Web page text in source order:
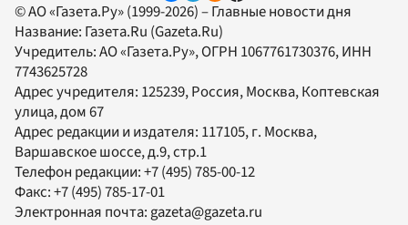
© АО «Газета.Ру» (1999-2026) – Главные новости дня
Название: Газета.Ru (Gazeta.Ru)
Учредитель:АО «Газета.Ру», ОГРН 1067761730376, ИНН
7743625728
Адрес учредителя: 125239, Россия, Москва, Коптевская
улица, дом 67
Адрес редакции и издателя: 117105, г. Москва,
Варшавское шоссе, д.9, стр.1
Телефон редакции:+7 (495) 785-00-12
Факс:+7 (495) 785-17-01
Электронная почта:gazeta@gazeta.ru